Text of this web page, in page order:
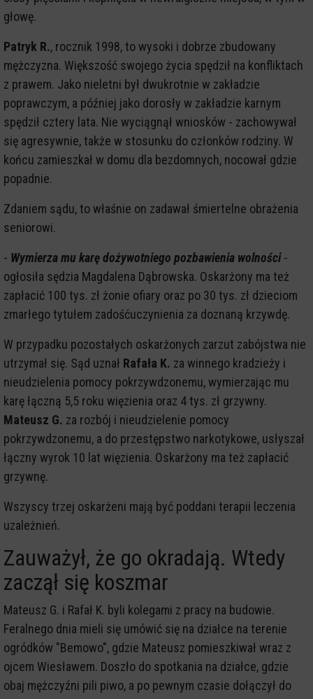
głowę.
Patryk R., rocznik 1998, to wysoki i dobrze zbudowany
mężczyzna. Większość swojego życia spędził na konfliktach
z prawem. Jako nieletni był dwukrotnie w zakładzie
poprawczym, a później jako dorosły w zakładzie karnym
spędził cztery lata. Nie wyciągnął wniosków - zachowywał
się agresywnie, także w stosunku do członków rodziny. W
końcu zamieszkał w domu dla bezdomnych, nocował gdzie
popadnie.
Zdaniem sądu, to właśnie on zadawał śmiertelne obrażenia
seniorowi.
- Wymierza mu karę dożywotniego pozbawienia wolności-
ogłosiła sędzia Magdalena Dąbrowska. Oskarżony ma też
zapłacić 100 tys. zł żonie ofiary oraz po 30 tys. zł dzieciom
zmarłego tytułem zadośćuczynienia za doznaną krzywdę.
W przypadku pozostałych oskarżonych zarzut zabójstwa nie
utrzymał się. Sąd uznał Rafała K. za winnego kradzieży i
nieudzielenia pomocy pokrzywdzonemu, wymierzając mu
karę łączną 5,5 roku więzienia oraz 4 tys. zł grzywny.
Mateusz G. za rozbój i nieudzielenie pomocy
pokrzywdzonemu, a do przestępstwo narkotykowe, usłyszał
łączny wyrok 10 lat więzienia. Oskarżony ma też zapłacić
grzywnę.
Wszyscy trzej oskarżeni mają być poddani terapii leczenia
uzależnień.
Zauważył, że go okradają. Wtedy
zaczął się koszmar
Mateusz G. i Rafał K. byli kolegami z pracy na budowie.
Feralnego dnia mieli się umówić się na działce na terenie
ogródków "Bemowo", gdzie Mateusz pomieszkiwał wraz z
ojcem Wiesławem. Doszło do spotkania na działce, gdzie
obaj mężczyźni pili piwo, a po pewnym czasie dołączył do